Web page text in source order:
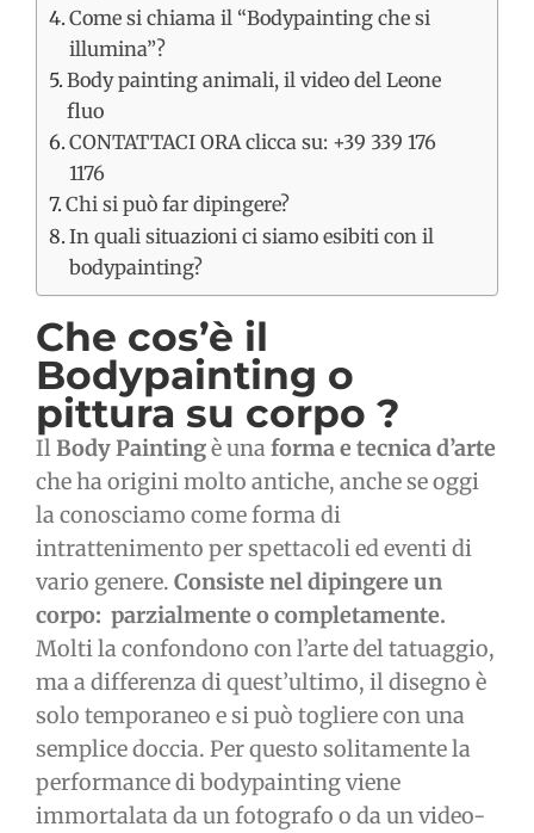
Come si chiama il “Bodypainting che si
illumina”?
Body painting animali, il video del Leone
fluo
CONTATTACI ORA clicca su: +39 339 176
1176
Chi si può far dipingere?
In quali situazioni ci siamo esibiti con il
bodypainting?
Che cos’è il
Bodypainting o
pittura su corpo ?
IlBody Paintingè unaforma e tecnica d’arte
che ha origini molto antiche, anche se oggi
la conosciamo come forma di
intrattenimento per spettacoli ed eventi di
vario genere. Consiste nel dipingere un
corpo: parzialmente o completamente.
Molti la confondono con l’arte del tatuaggio,
ma a differenza di quest’ultimo, il disegno è
solo temporaneo e si può togliere con una
semplice doccia. Per questo solitamente la
performance di bodypainting viene
immortalata da un fotografo o da un video-